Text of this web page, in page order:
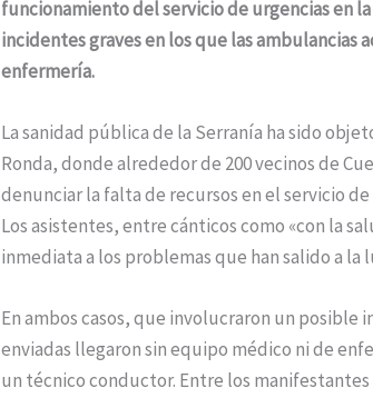
funcionamiento del servicio de urgencias en
incidentes graves en los que las ambulancias
enfermería.
La sanidad pública de la Serranía ha sido
Ronda, donde alrededor de 200 vecinos de
denunciar la falta de recursos en el servicio
Los asistentes, entre cánticos como «con la
inmediata a los problemas que han salido a
En ambos casos, que involucraron un posible
enviadas llegaron sin equipo médico ni de
un técnico conductor. Entre los